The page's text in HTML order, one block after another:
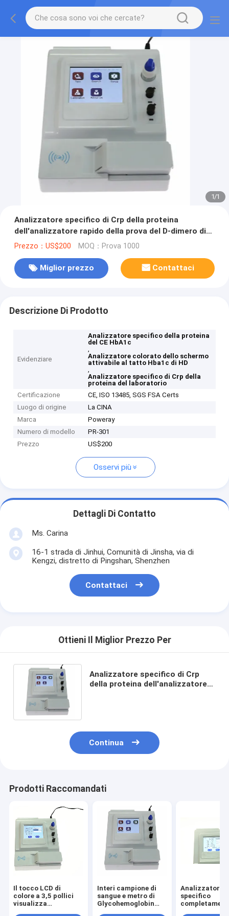
1/1
Analizzatore specifico di Crp della proteina
dell'analizzatore rapido della prova del D-dimero di
HbA1c
Prezzo：US$200 MOQ：Prova 1000
Miglior prezzo Contattaci
Descrizione Di Prodotto
Evidenziare
Analizzatore specifico della proteina
del CE HbA1c
,
Analizzatore colorato dello schermo
attivabile al tatto Hba1c di HD
,
Analizzatore specifico di Crp della
proteina del laboratorio
Certificazione
CE, ISO 13485, SGS FSA Certs
Luogo di origine
La CINA
Marca
Poweray
Numero di modello
PR-301
Prezzo
US$200
Osservi più
Dettagli Di Contatto
Ms. Carina
16-1 strada di Jinhui, Comunità di Jinsha, via di
Kengzi, distretto di Pingshan, Shenzhen
Contattaci
Ottieni Il Miglior Prezzo Per
Analizzatore specifico di Crp
della proteina dell'analizzatore
Continua
Prodotti Raccomandati
Il tocco LCD di
colore a 3,5 pollici
visualizza
Interi campione di
sangue e metro di
Glycohemoglobin
Analizzatore
specifico